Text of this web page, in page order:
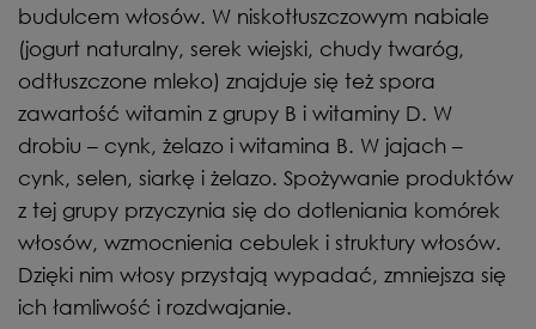
budulcem włosów. W niskotłuszczowym nabiale
(jogurt naturalny, serek wiejski, chudy twaróg,
odtłuszczone mleko) znajduje się też spora
zawartość witamin z grupy B i witaminy D. W
drobiu – cynk, żelazo i witamina B. W jajach –
cynk, selen, siarkę i żelazo. Spożywanie produktów
z tej grupy przyczynia się do dotleniania komórek
włosów, wzmocnienia cebulek i struktury włosów.
Dzięki nim włosy przystają wypadać, zmniejsza się
ich łamliwość i rozdwajanie.